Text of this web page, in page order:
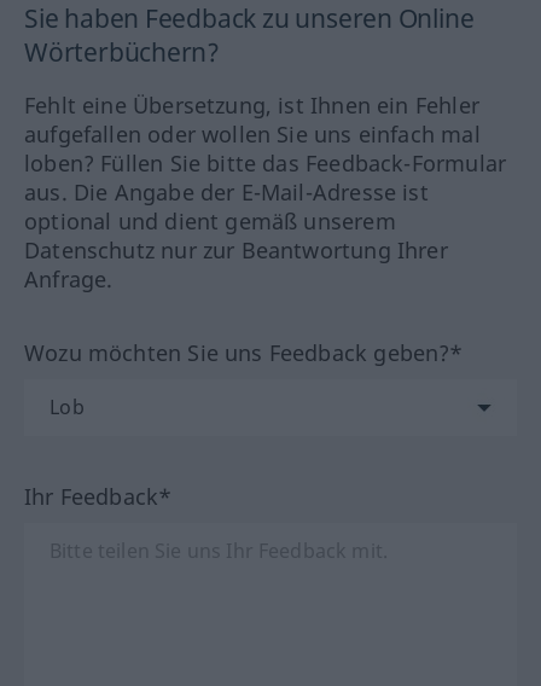
Sie haben Feedback zu unseren Online
Wörterbüchern?
Fehlt eine Übersetzung, ist Ihnen ein Fehler
aufgefallen oder wollen Sie uns einfach mal
loben? Füllen Sie bitte das Feedback-Formular
aus. Die Angabe der E-Mail-Adresse ist
optional und dient gemäß unserem
Datenschutz nur zur Beantwortung Ihrer
Anfrage.
Wozu möchten Sie uns Feedback geben?*
Ihr Feedback*